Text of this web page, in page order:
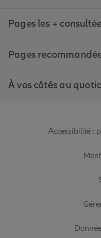
Pages les +
Pages
À vos côtés au
Accessibilité :